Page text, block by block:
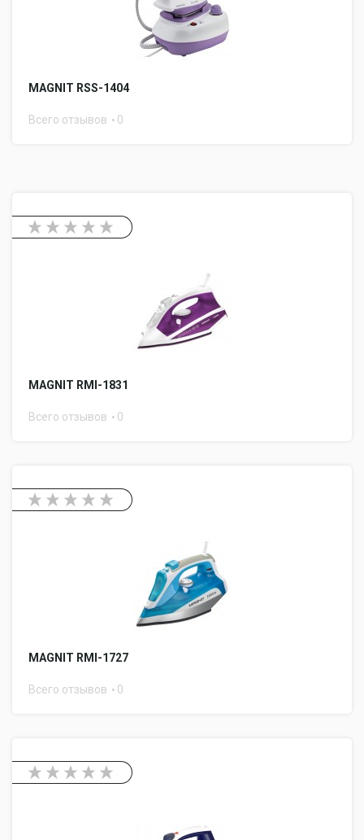
MAGNIT RSS-1404
Всего отзывов 0
MAGNIT RMI-1831
Всего отзывов 0
MAGNIT RMI-1727
Всего отзывов 0